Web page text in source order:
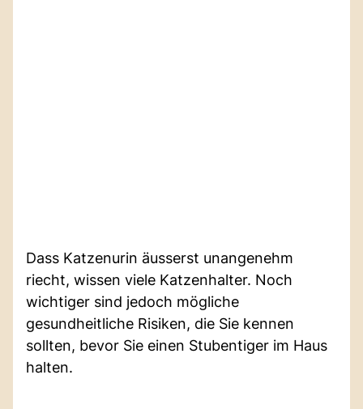
Dass Katzenurin äusserst unangenehm
riecht, wissen viele Katzenhalter. Noch
wichtiger sind jedoch mögliche
gesundheitliche Risiken, die Sie kennen
sollten, bevor Sie einen Stubentiger im Haus
halten.